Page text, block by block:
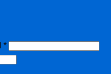
*